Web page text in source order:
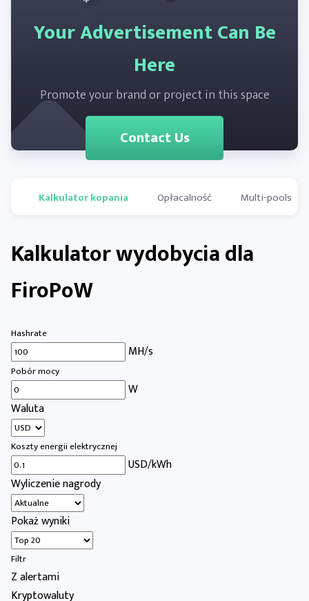
Your Advertisement Can Be
Here
Promote your brand or project in this space
Contact Us
Kalkulator kopania Opłacalność Multi-pools
Kalkulator wydobycia dla
FiroPoW
Hashrate
MH/s
Pobór mocy
W
Waluta
Koszty energii elektrycznej
USD/kWh
Wyliczenie nagrody
Pokaż wyniki
Filtr
Z alertami
Kryptowaluty